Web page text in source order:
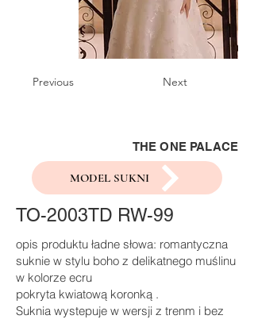
Previous Next
THE ONE PALACE
MODEL SUKNI
TO-2003TD RW-99
opis produktu ładne słowa: romantyczna
suknie w stylu boho z delikatnego muślinu
w kolorze ecru
pokryta kwiatową koronką .
Suknia wystepuje w wersji z trenm i bez